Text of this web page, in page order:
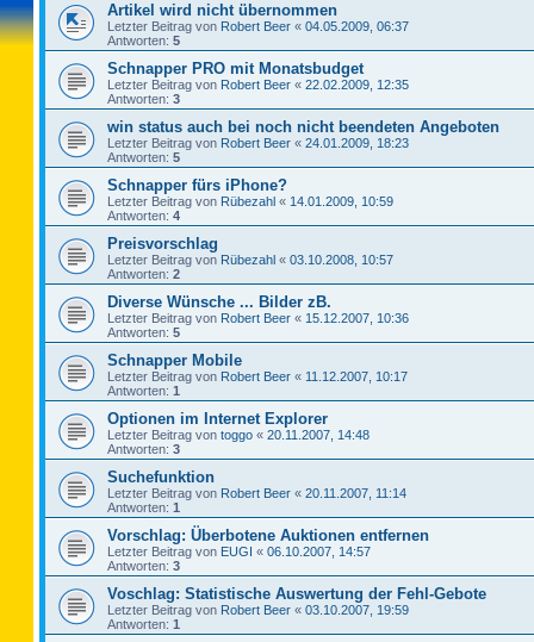
Artikel wird nicht übernommen
Letzter Beitrag von Robert Beer « 04.05.2009, 06:37
Antworten: 5
Schnapper PRO mit Monatsbudget
Letzter Beitrag von Robert Beer « 22.02.2009, 12:35
Antworten: 3
win status auch bei noch nicht beendeten Angeboten
Letzter Beitrag von Robert Beer « 24.01.2009, 18:23
Antworten: 5
Schnapper fürs iPhone?
Letzter Beitrag von Rübezahl « 14.01.2009, 10:59
Antworten: 4
Preisvorschlag
Letzter Beitrag von Rübezahl « 03.10.2008, 10:57
Antworten: 2
Diverse Wünsche ... Bilder zB.
Letzter Beitrag von Robert Beer « 15.12.2007, 10:36
Antworten: 5
Schnapper Mobile
Letzter Beitrag von Robert Beer « 11.12.2007, 10:17
Antworten: 1
Optionen im Internet Explorer
Letzter Beitrag von toggo « 20.11.2007, 14:48
Antworten: 3
Suchefunktion
Letzter Beitrag von Robert Beer « 20.11.2007, 11:14
Antworten: 1
Vorschlag: Überbotene Auktionen entfernen
Letzter Beitrag von EUGI « 06.10.2007, 14:57
Antworten: 3
Voschlag: Statistische Auswertung der Fehl-Gebote
Letzter Beitrag von Robert Beer « 03.10.2007, 19:59
Antworten: 1